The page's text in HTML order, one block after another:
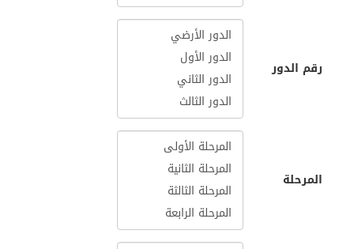
رقم الدور
المرحلة